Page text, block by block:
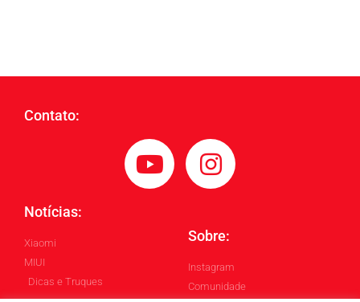
Contato:
Notícias:
Xiaomi
MIUI
Dicas e Truques
Sobre:
Instagram
Comunidade